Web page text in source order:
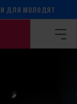
ДЛЯ МОЛОДЯТ
Табір Мартіна